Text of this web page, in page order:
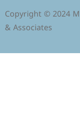
Copyright ©
& Associates